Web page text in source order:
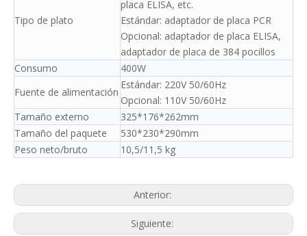
Tipo de plato
placa ELISA, etc.
Estándar: adaptador de placa PCR
Opcional: adaptador de placa ELISA,
adaptador de placa de 384 pocillos
Consumo
400W
Fuente de alimentación
Estándar: 220V 50/60Hz
Opcional: 110V 50/60Hz
Tamaño externo
325*176*262mm
Tamaño del paquete
530*230*290mm
Peso neto/bruto
10,5/11,5 kg
Anterior:
Siguiente: